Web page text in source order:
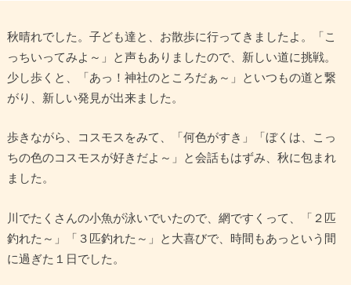
秋晴れでした。子ども達と、お散歩に行ってきましたよ。「こ
っちいってみよ～」と声もありましたので、新しい道に挑戦。
少し歩くと、「あっ！神社のところだぁ～」といつもの道と繋
がり、新しい発見が出来ました。
歩きながら、コスモスをみて、「何色がすき」「ぼくは、こっ
ちの色のコスモスが好きだよ～」と会話もはずみ、秋に包まれ
ました。
川でたくさんの小魚が泳いでいたので、網ですくって、「２匹
釣れた～」「３匹釣れた～」と大喜びで、時間もあっという間
に過ぎた１日でした。